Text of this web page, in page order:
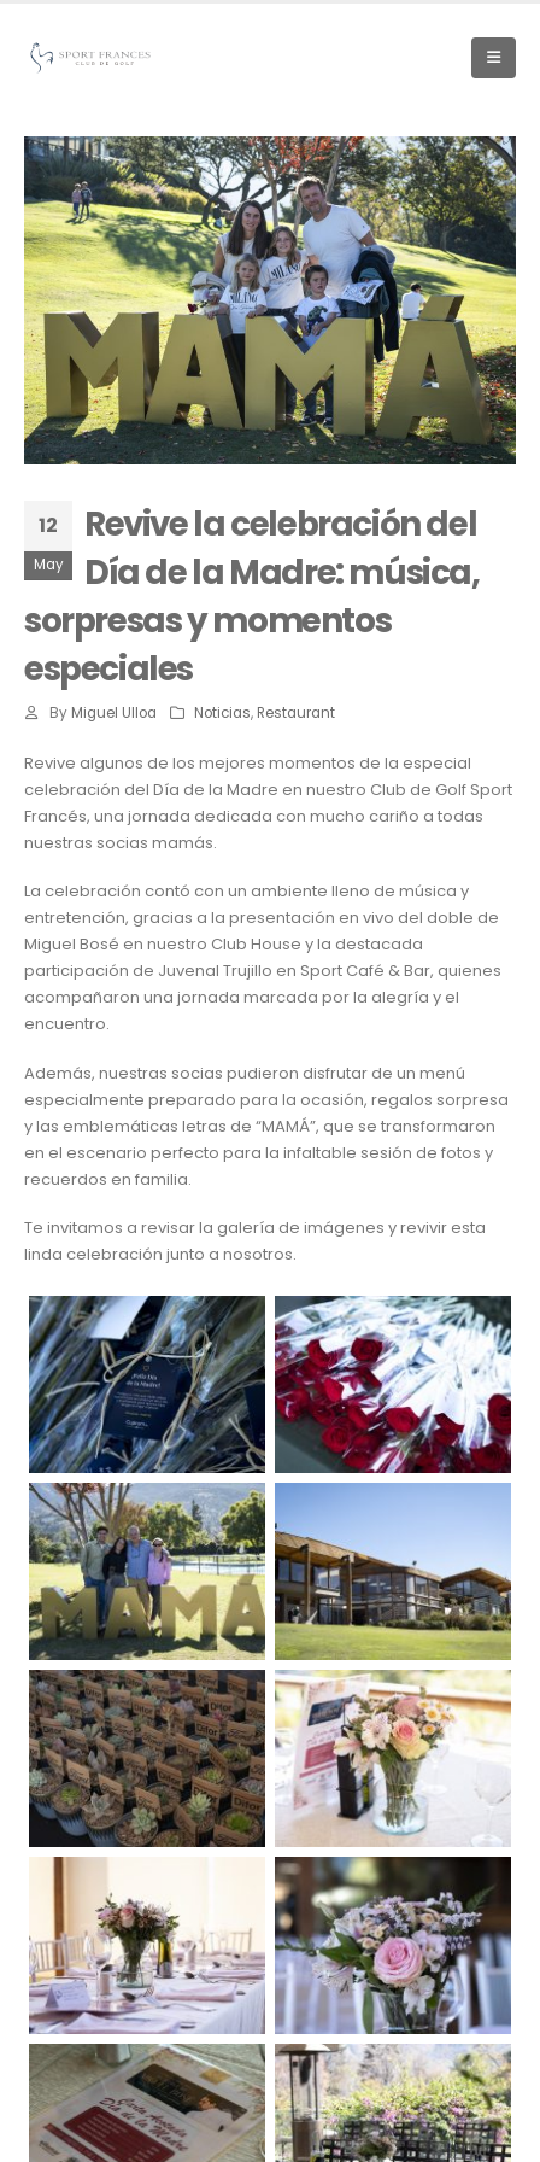
12
May
Revive la celebración del
Día de la Madre: música,
sorpresas y momentos
especiales
By Miguel Ulloa Noticias, Restaurant
Revive algunos de los mejores momentos de la especial
celebración del Día de la Madre en nuestro Club de Golf Sport
Francés, una jornada dedicada con mucho cariño a todas
nuestras socias mamás.
La celebración contó con un ambiente lleno de música y
entretención, gracias a la presentación en vivo del doble de
Miguel Bosé en nuestro Club House y la destacada
participación de Juvenal Trujillo en Sport Café & Bar, quienes
acompañaron una jornada marcada por la alegría y el
encuentro.
Además, nuestras socias pudieron disfrutar de un menú
especialmente preparado para la ocasión, regalos sorpresa
y las emblemáticas letras de “MAMÁ”, que se transformaron
en el escenario perfecto para la infaltable sesión de fotos y
recuerdos en familia.
Te invitamos a revisar la galería de imágenes y revivir esta
linda celebración junto a nosotros.